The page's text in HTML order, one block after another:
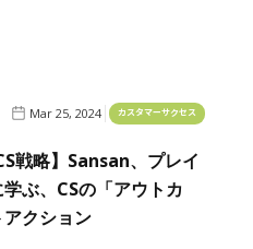
Mar 25, 2024 カスタマーサクセス
戦略】Sansan、プレイ
ぶ、CSの「アウトカ
クション